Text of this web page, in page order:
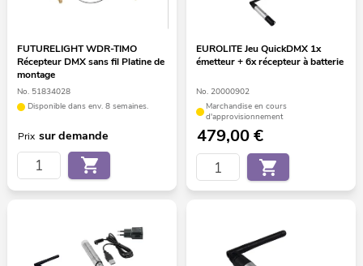
FUTURELIGHT WDR-TIMO
Récepteur DMX sans fil Platine de
montage
No. 51834028
Disponible dans env. 8 semaines.
Prix sur demande
EUROLITE Jeu QuickDMX 1x
émetteur + 6x récepteur à batterie
No. 20000902
Marchandise en cours
d'approvisionnement
479,00€